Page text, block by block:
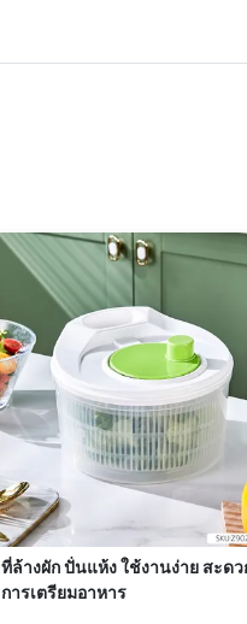
ที่ล้างผัก ปั่นแห้ง ใช้งานง่าย สะดว
การเตรียมอาหาร